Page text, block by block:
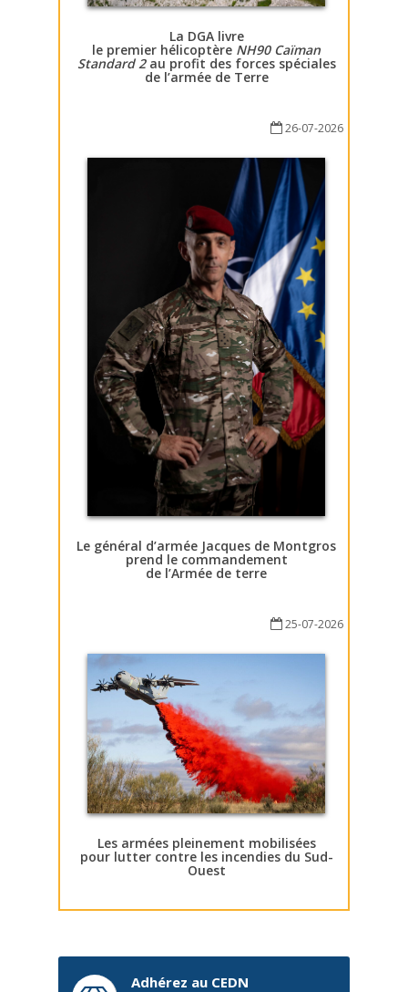
La DGA livre
le premier hélicoptère NH90 Caïman
Standard 2au profit des forces spéciales
de l’armée de Terre
26-07-2026
Le général d’armée Jacques de Montgros
prend le commandement
de l’Armée de terre
25-07-2026
Les armées pleinement mobilisées
pour lutter contre les incendies du Sud-
Ouest
Adhérez au CEDN